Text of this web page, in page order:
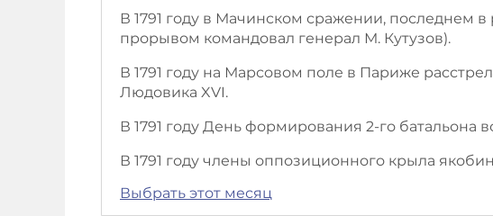
В 1791 году в Мачинском сражении, последнем
прорывом командовал генерал М. Кутузов).
В 1791 году на Марсовом поле в Париже
Людовика XVI.
В 1791 году День формирования 2-го батальона
В 1791 году члены оппозиционного крыла
Выбрать этот месяц